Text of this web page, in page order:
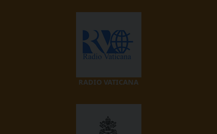
RADIO VATICANA